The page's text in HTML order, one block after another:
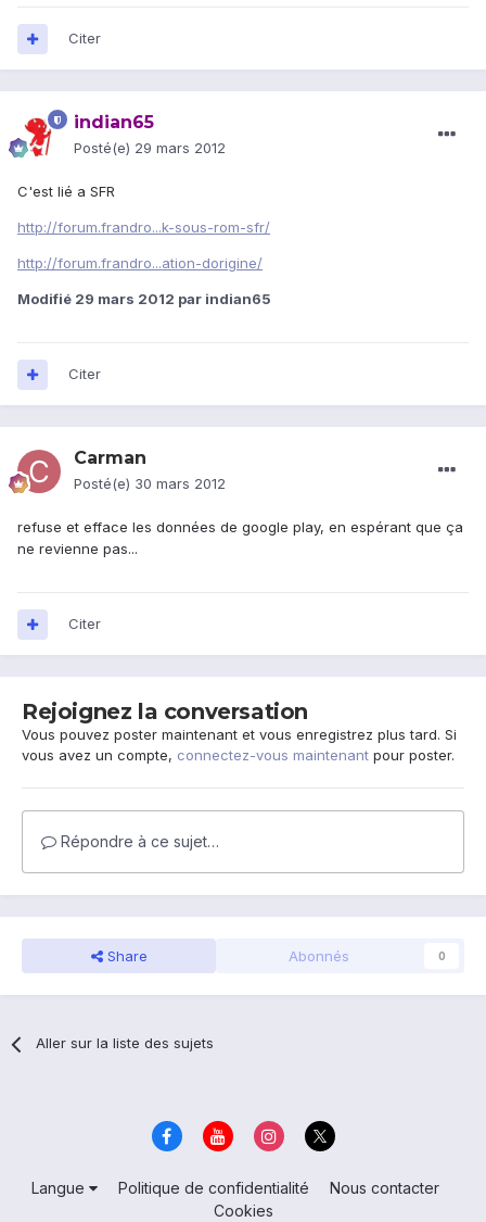
Citer
indian65
Posté(e) 29 mars 2012
C'est lié a SFR
http://forum.frandro...k-sous-rom-sfr/
http://forum.frandro...ation-dorigine/
Modifié 29 mars 2012 par indian65
Citer
Carman
Posté(e) 30 mars 2012
refuse et efface les données de google play, en espérant que ça
ne revienne pas...
Citer
Rejoignez la conversation
Vous pouvez poster maintenant et vous enregistrez plus tard. Si
vous avez un compte, connectez-vous maintenant pour poster.
Répondre à ce sujet…
Share Abonnés 0
Aller sur la liste des sujets
Langue Politique de confidentialité
Nous contacter
Cookies